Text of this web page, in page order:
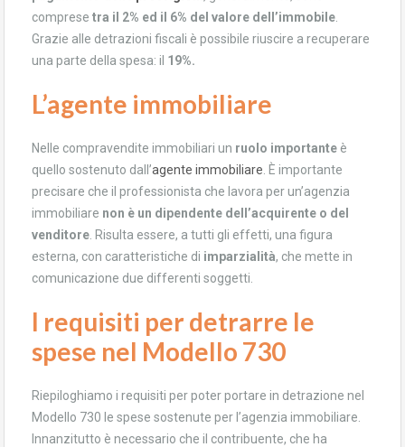
comprese tra il 2% ed il 6% del valore dell’immobile
Grazie alle detrazioni fiscali è possibile riuscire a recuperare
una parte della spesa: il 19%.
L’agente immobiliare
Nelle compravendite immobiliari un ruolo importante è
quello sostenuto dall’agente immobiliare . È importante
precisare che il professionista che lavora per un’agenzia
immobiliare non è un dipendente dell’acquirente o del
venditore . Risulta essere, a tutti gli effetti, una figura
esterna, con caratteristiche di imparzialità, che mette in
comunicazione due differenti soggetti.
I requisiti per detrarre le
spese nel Modello 730
Riepiloghiamo i requisiti per poter portare in detrazione nel
Modello 730 le spese sostenute per l’agenzia immobiliare.
Innanzitutto è necessario che il contribuente, che ha